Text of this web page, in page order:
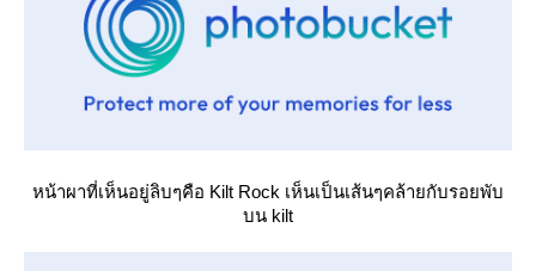
หน้าผาที่เห็นอยู่ลิบๆคือ Kilt Rock เห็นเป็นเส้นๆคล้ายกับรอยพับ
บน kilt